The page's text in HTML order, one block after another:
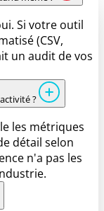
Si votre outil
(CSV,
un audit de vos
?
les métriques
détail selon
n'a pas les